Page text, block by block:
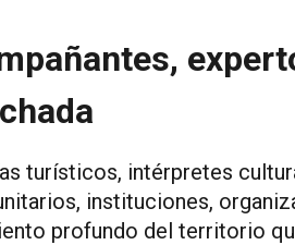
turísticos, intérpretes
instituciones,
profundo del territorio